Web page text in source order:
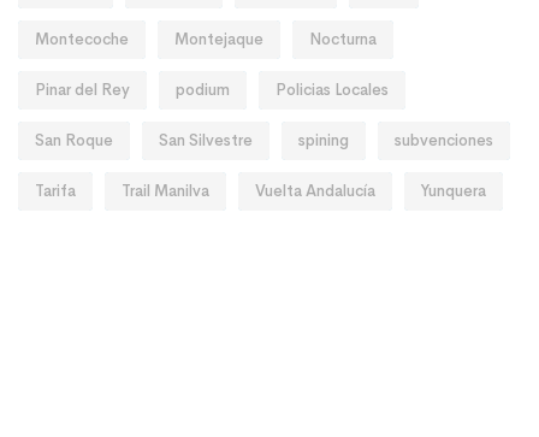
Montecoche Montejaque Nocturna
Pinar del Rey podium Policias Locales
San Roque San Silvestre spining subvenciones
Tarifa Trail Manilva Vuelta Andalucía Yunquera